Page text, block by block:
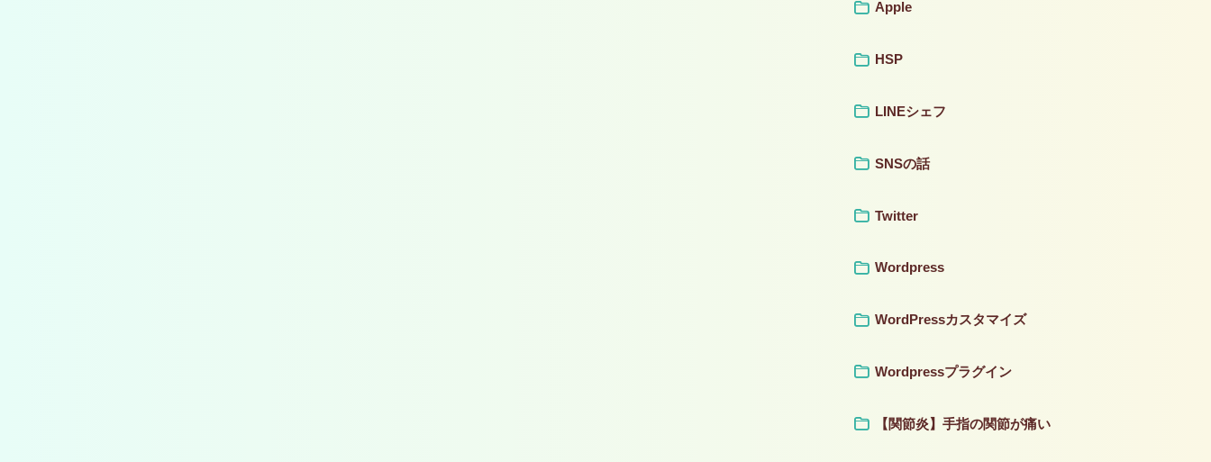
Apple
HSP
LINEシェフ
SNSの話
Twitter
Wordpress
WordPressカスタマイズ
Wordpressプラグイン
【関節炎】手指の関節が痛い